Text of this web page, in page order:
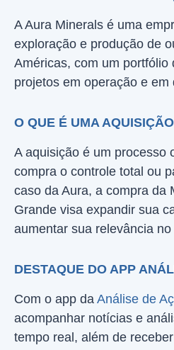
A Aura Minerals é uma
exploração e produção de
Américas, com um portfólio
projetos em operação e em
O QUE É UMA
A aquisição é um processo
compra o controle total ou
caso da Aura, a compra da
Grande visa expandir sua
aumentar sua relevância
DESTAQUE DO APP
Com o app da Análise de
acompanhar notícias e
tempo real, além de